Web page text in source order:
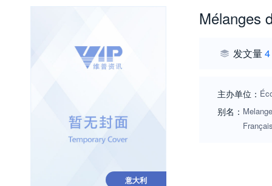
意大利
Mélanges
发文量4
主办单位：
别名：